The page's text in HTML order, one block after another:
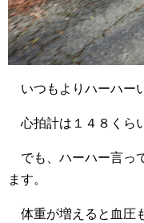
いつもよりハーハー
心拍計は１４８くら
でも、ハーハー言っ
ます。
体重が増えると血圧